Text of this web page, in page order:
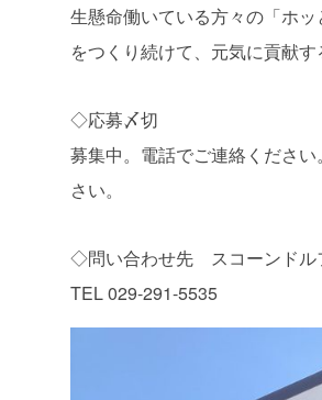
生懸命働いている方々の「ホ
をつくり続けて、元気に貢献す
◇応募〆切
募集中。電話でご連絡くださ
さい。
◇問い合わせ先 スコーンド
TEL 029-291-5535